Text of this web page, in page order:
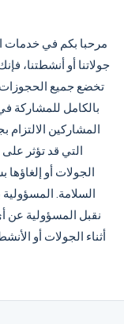
مرحبا بكم في خدمات
جولاتنا أو أنشطتنا،
تخضع جميع الحجوزات
بالكامل للمشاركة
المشاركين الالتزام
التي قد تؤثر
الجولات أو
السلامة.
نقبل المسؤولية عن
أثناء الجولات أو